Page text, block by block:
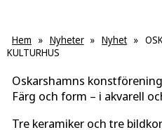
Hem » Nyheter » Nyhet »
KULTURHUS
Oskarshamns
Färg och form – i akvarell
Tre keramiker och tre